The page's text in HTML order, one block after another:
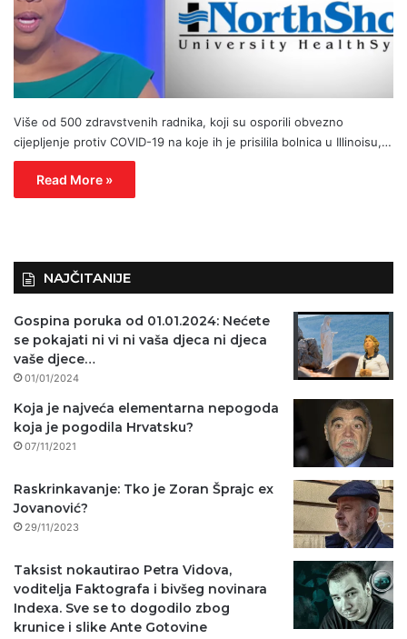
Više od 500 zdravstvenih radnika, koji su osporili obvezno
cijepljenje protiv COVID-19 na koje ih je prisilila bolnica u Illinoisu,…
Read More »
NAJČITANIJE
Gospina poruka od 01.01.2024: Nećete
se pokajati ni vi ni vaša djeca ni djeca
vaše djece…
01/01/2024
Koja je najveća elementarna nepogoda
koja je pogodila Hrvatsku?
07/11/2021
Raskrinkavanje: Tko je Zoran Šprajc ex
Jovanović?
29/11/2023
Taksist nokautirao Petra Vidova,
voditelja Faktografa i bivšeg novinara
Indexa. Sve se to dogodilo zbog
krunice i slike Ante Gotovine